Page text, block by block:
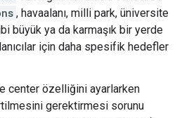
, havaalanı, milli park, üniversite
büyük ya da karmaşık bir yerde
için daha spesifik hedefler
center özelliğini ayarlarken
gerektirmesi sorunu